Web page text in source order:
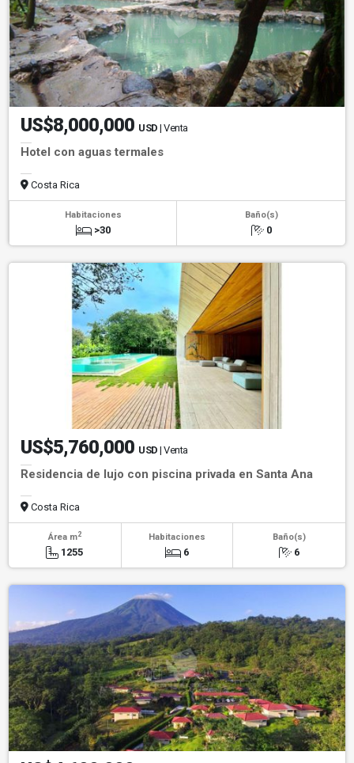
US$8,000,000 USD | Venta
Hotel con aguas termales
Costa Rica
Habitaciones
>30
Baño(s)
0
US$5,760,000 USD | Venta
Residencia de lujo con piscina privada en Santa Ana
Costa Rica
Área m2
1255
Habitaciones
6
Baño(s)
6